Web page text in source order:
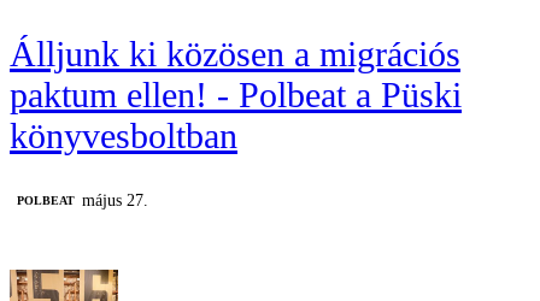
Álljunk ki közösen a migrációs
paktum ellen! - Polbeat a Püski
könyvesboltban
‎POLBEAT május 27.